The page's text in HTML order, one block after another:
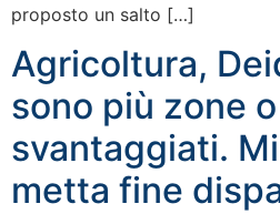
proposto un salto […]
Agricoltura,
sono più zone
svantaggiati.
metta fine